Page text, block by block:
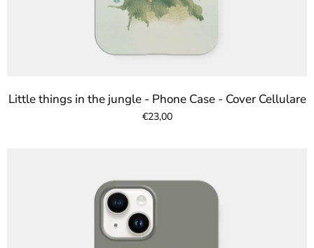
Little things in the jungle - Phone Case - Cover Cellulare
€23,00